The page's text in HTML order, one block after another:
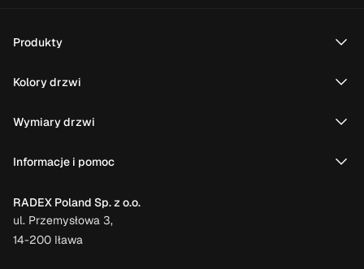
Produkty
Kolory drzwi
Wymiary drzwi
Informacje i pomoc
RADEX Poland Sp. z o.o.
ul. Przemysłowa 3,
14-200 Iława